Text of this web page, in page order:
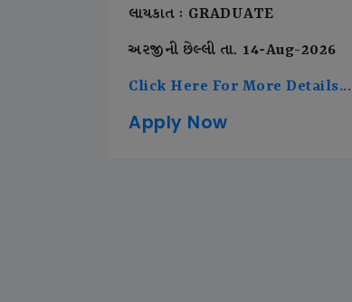
લાયકાત : GRADUATE
અરજીની છેલ્લી તા. 14-Aug-2026
Click Here For More Details...
Apply Now